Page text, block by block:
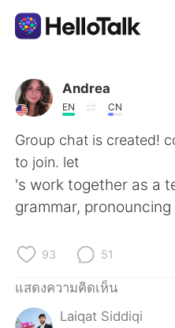
แอปแลกเปลี่ยนทางภาษ
AI Grammar Checker
ไทย
繁體中文
العربية
Andrea
EN CN
Group chat is created!
to join. let
's work together as a
grammar,
93 51
แสดงความคิดเห็น
Laiqat Siddiqi